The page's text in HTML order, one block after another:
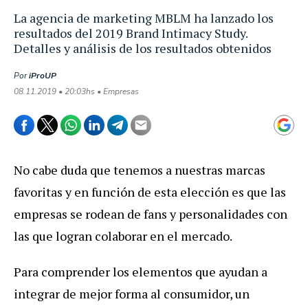
La agencia de marketing MBLM ha lanzado los
resultados del 2019 Brand Intimacy Study.
Detalles y análisis de los resultados obtenidos
PoriProUP
08.11.2019 • 20:03hs • Empresas
No cabe duda que tenemos a nuestras marcas
favoritas y en función de esta elección es que las
empresas se rodean de fans y personalidades con
las que logran colaborar en el mercado.
Para comprender los elementos que ayudan a
integrar de mejor forma al consumidor, un